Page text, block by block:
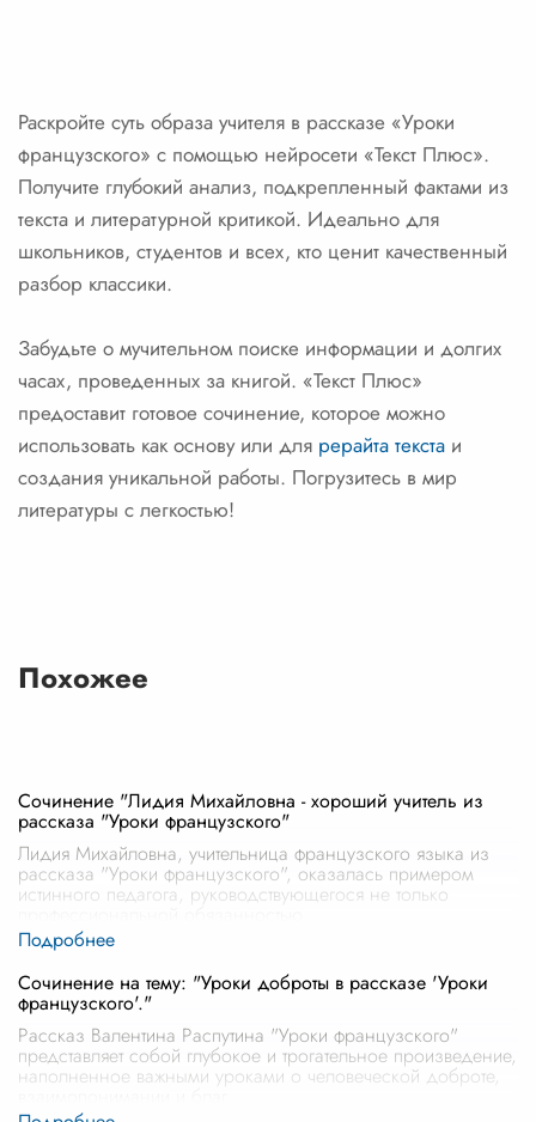
Раскройте суть образа учителя в рассказе «Уроки
французского» с помощью нейросети «Текст Плюс».
Получите глубокий анализ, подкрепленный фактами из
текста и литературной критикой. Идеально для
школьников, студентов и всех, кто ценит качественный
разбор классики.
Забудьте о мучительном поиске информации и долгих
часах, проведенных за книгой. «Текст Плюс»
предоставит готовое сочинение, которое можно
использовать как основу или для рерайта текста и
создания уникальной работы. Погрузитесь в мир
литературы с легкостью!
Похожее
Сочинение "Лидия Михайловна - хороший учитель из
рассказа "Уроки французского"
Лидия Михайловна, учительница французского языка из
рассказа "Уроки французского", оказалась примером
истинного педагога, руководствующегося не только
Сочинение на тему: "Уроки доброты в рассказе 'Уроки
французского'."
Рассказ Валентина Распутина "Уроки французского"
представляет собой глубокое и трогательное произведение,
наполненное важными уроками о человеческой доброте,